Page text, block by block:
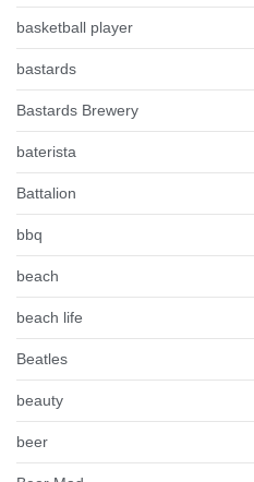
basketball player
bastards
Bastards Brewery
baterista
Battalion
bbq
beach
beach life
Beatles
beauty
beer